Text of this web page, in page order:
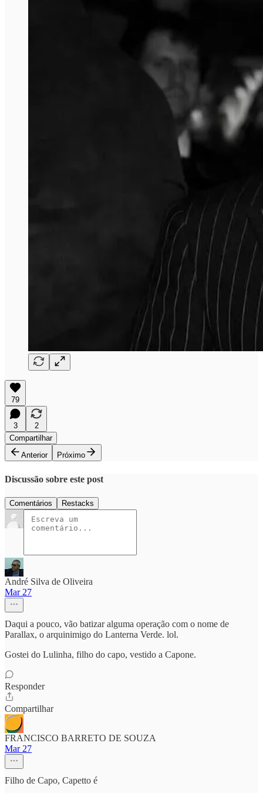
79
3
2
Compartilhar
Anterior
Próximo
Discussão sobre este post
Comentários Restacks
André Silva de Oliveira
Mar 27
Daqui a pouco, vão batizar alguma operação com o nome de
Parallax, o arquinimigo do Lanterna Verde. lol.
Gostei do Lulinha, filho do capo, vestido a Capone.
Responder
Compartilhar
FRANCISCO BARRETO DE SOUZA
Mar 27
Filho de Capo, Capetto é